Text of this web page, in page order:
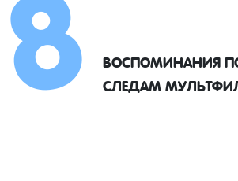
ВОСПОМИНАНИЯ
СЛЕДАМ